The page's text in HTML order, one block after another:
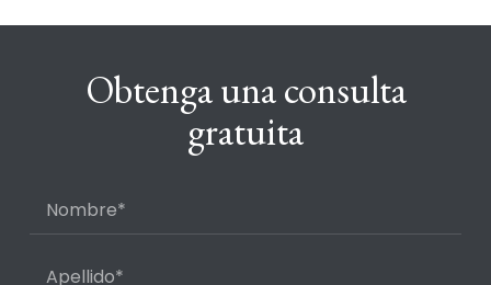
Obtenga una consulta
gratuita